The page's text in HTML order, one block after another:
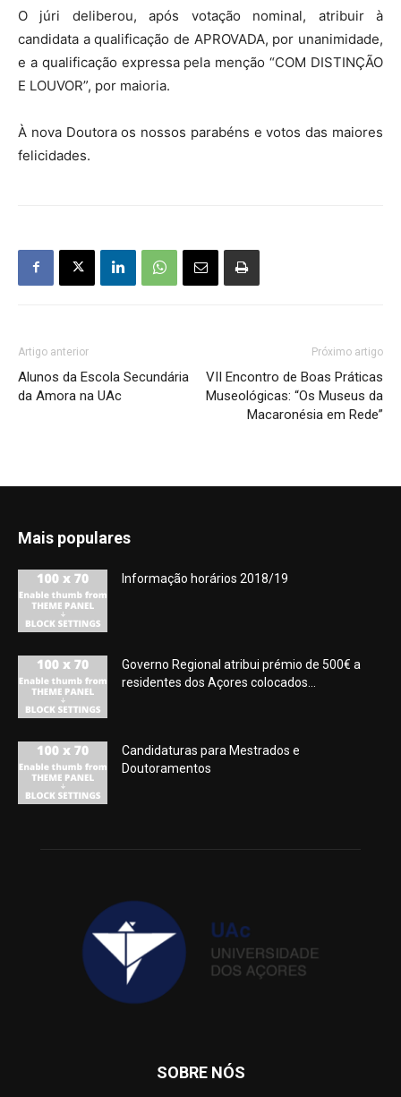
O júri deliberou, após votação nominal, atribuir à
candidata a qualificação de APROVADA, por unanimidade,
e a qualificação expressa pela menção “COM DISTINÇÃO
E LOUVOR”, por maioria.
À nova Doutora os nossos parabéns e votos das maiores
felicidades.
Artigo anterior
Alunos da Escola Secundária
da Amora na UAc
Próximo artigo
VII Encontro de Boas Práticas
Museológicas: “Os Museus da
Macaronésia em Rede”
Mais populares
Informação horários 2018/19
Governo Regional atribui prémio de 500€ a
residentes dos Açores colocados...
Candidaturas para Mestrados e
Doutoramentos
SOBRE NÓS